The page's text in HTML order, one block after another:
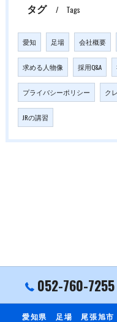
タグ Tags
愛知 足場 会社概要
求める人物像 採用Q&A
プライバシーポリシー ク
JRの講習
052-760-7255
愛知県 足場 尾張旭市